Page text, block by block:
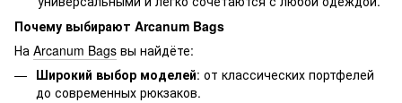
Почему выбирают Arcanum Bags
На Arcanum Bags вы найдёте:
Широкий выбор моделей: от классических портфелей
до современных рюкзаков.